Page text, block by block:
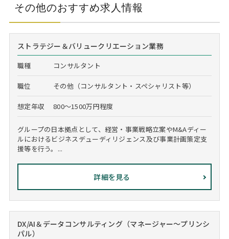
その他のおすすめ求人情報
ストラテジー＆バリュークリエーション業務
職種 コンサルタント
職位 その他（コンサルタント・スペシャリスト等）
想定年収 800～1500万円程度
グループの日本拠点として、経営・事業戦略立案やM&Aディー
ルにおけるビジネスデューディリジェンス及び事業計画策定支
援等を行う。...
詳細を見る
DX/AI＆データコンサルティング（マネージャー～プリンシ
パル）